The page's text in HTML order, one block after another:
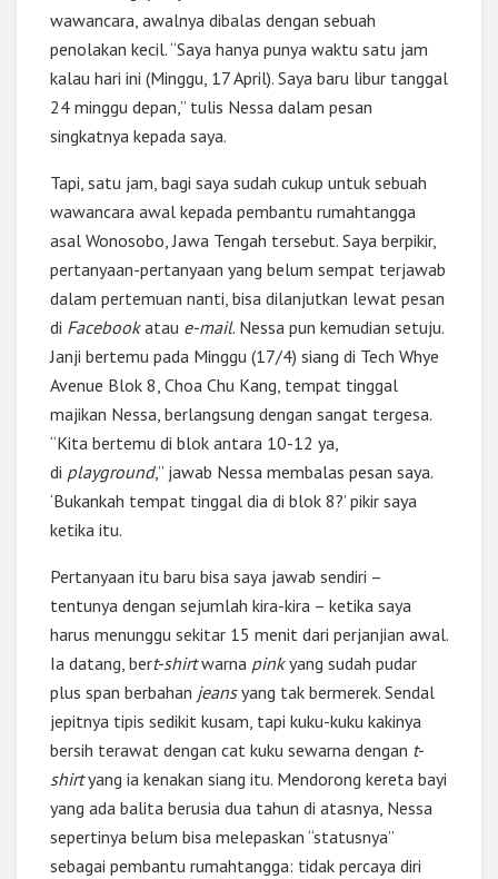
wawancara, awalnya dibalas dengan sebuah
penolakan kecil. “Saya hanya punya waktu satu jam
kalau hari ini (Minggu, 17 April). Saya baru libur tanggal
24 minggu depan,” tulis Nessa dalam pesan
singkatnya kepada saya.
Tapi, satu jam, bagi saya sudah cukup untuk sebuah
wawancara awal kepada pembantu rumahtangga
asal Wonosobo, Jawa Tengah tersebut. Saya berpikir,
pertanyaan-pertanyaan yang belum sempat terjawab
dalam pertemuan nanti, bisa dilanjutkan lewat pesan
di Facebookatau e-mail. Nessa pun kemudian setuju.
Janji bertemu pada Minggu (17/4) siang di Tech Whye
Avenue Blok 8, Choa Chu Kang, tempat tinggal
majikan Nessa, berlangsung dengan sangat tergesa.
“Kita bertemu di blok antara 10-12 ya,
di playground,” jawab Nessa membalas pesan saya.
‘Bukankah tempat tinggal dia di blok 8?’ pikir saya
ketika itu.
Pertanyaan itu baru bisa saya jawab sendiri –
tentunya dengan sejumlah kira-kira – ketika saya
harus menunggu sekitar 15 menit dari perjanjian awal.
Ia datang, bert-shirtwarna pinkyang sudah pudar
plus span berbahan jeansyang tak bermerek. Sendal
jepitnya tipis sedikit kusam, tapi kuku-kuku kakinya
bersih terawat dengan cat kuku sewarna dengan t-
shirtyang ia kenakan siang itu. Mendorong kereta bayi
yang ada balita berusia dua tahun di atasnya, Nessa
sepertinya belum bisa melepaskan “statusnya”
sebagai pembantu rumahtangga: tidak percaya diri